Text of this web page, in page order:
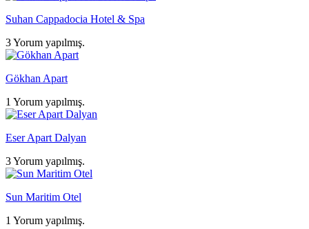
Suhan Cappadocia Hotel & Spa
3 Yorum yapılmış.
Gökhan Apart
1 Yorum yapılmış.
Eser Apart Dalyan
3 Yorum yapılmış.
Sun Maritim Otel
1 Yorum yapılmış.